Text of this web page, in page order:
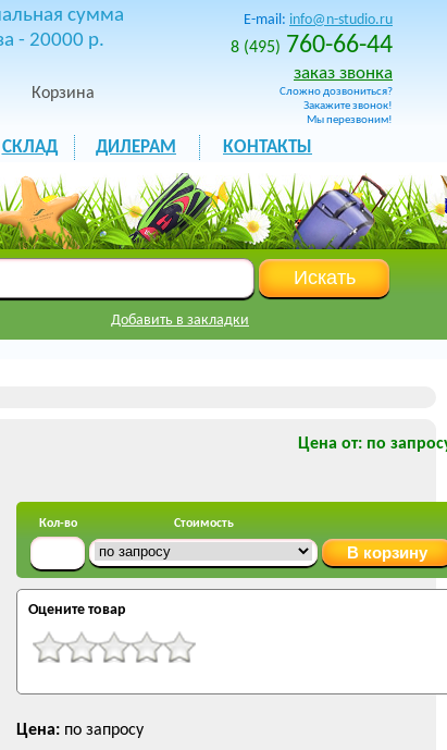
сумма
- 20000 р.
Корзина
E-mail: info@n-studio.ru
8 (495) 760-66-44
заказ звонка
Сложно дозвониться?
Закажите звонок!
Мы перезвоним!
СКЛАД ДИЛЕРАМ КОНТАКТЫ
Добавить в закладки
Цена от: по
Кол-во Стоимость
Оцените товар
Цена: по запросу